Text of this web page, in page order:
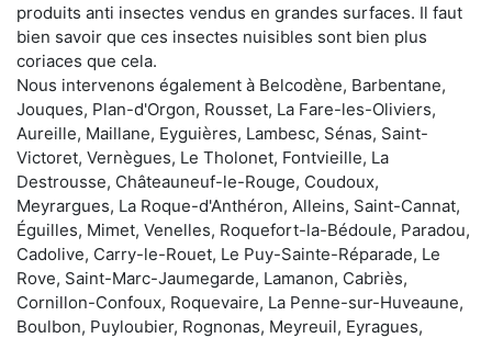
produits anti insectes vendus en grandes surfaces. Il faut
bien savoir que ces insectes nuisibles sont bien plus
coriaces que cela.
Nous intervenons également à Belcodène, Barbentane,
Jouques, Plan-d'Orgon, Rousset, La Fare-les-Oliviers,
Aureille, Maillane, Eyguières, Lambesc, Sénas, Saint-
Victoret, Vernègues, Le Tholonet, Fontvieille, La
Destrousse, Châteauneuf-le-Rouge, Coudoux,
Meyrargues, La Roque-d'Anthéron, Alleins, Saint-Cannat,
Éguilles, Mimet, Venelles, Roquefort-la-Bédoule, Paradou,
Cadolive, Carry-le-Rouet, Le Puy-Sainte-Réparade, Le
Rove, Saint-Marc-Jaumegarde, Lamanon, Cabriès,
Cornillon-Confoux, Roquevaire, La Penne-sur-Huveaune,
Boulbon, Puyloubier, Rognonas, Meyreuil, Eyragues,